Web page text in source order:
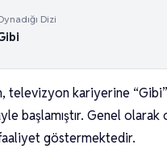
Dizi
televizyon kariyerine
başlamıştır. Genel olarak
faaliyet göstermektedir.